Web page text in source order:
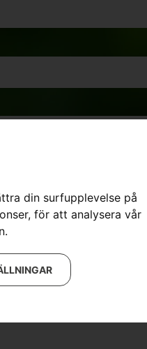
din surfupplevelse på
för att analysera vår